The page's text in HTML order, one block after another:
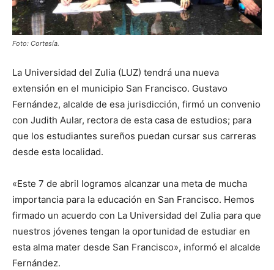
Foto: Cortesía.
La Universidad del Zulia (LUZ) tendrá una nueva
extensión en el municipio San Francisco. Gustavo
Fernández, alcalde de esa jurisdicción, firmó un convenio
con Judith Aular, rectora de esta casa de estudios; para
que los estudiantes sureños puedan cursar sus carreras
desde esta localidad.
«Este 7 de abril logramos alcanzar una meta de mucha
importancia para la educación en San Francisco. Hemos
firmado un acuerdo con La Universidad del Zulia para que
nuestros jóvenes tengan la oportunidad de estudiar en
esta alma mater desde San Francisco», informó el alcalde
Fernández.